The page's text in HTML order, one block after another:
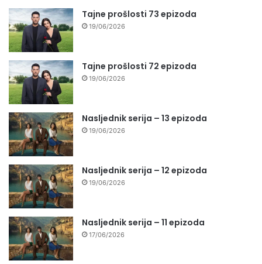
Tajne prošlosti 73 epizoda
19/06/2026
Tajne prošlosti 72 epizoda
19/06/2026
Nasljednik serija – 13 epizoda
19/06/2026
Nasljednik serija – 12 epizoda
19/06/2026
Nasljednik serija – 11 epizoda
17/06/2026